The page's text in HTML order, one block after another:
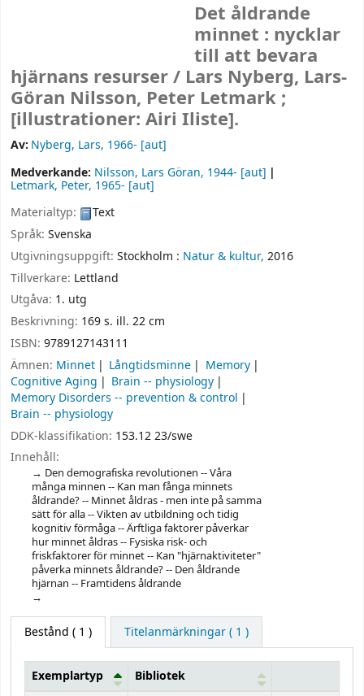
Det åldrande
minnet : nycklar
till att bevara
hjärnans resurser / Lars Nyberg, Lars-
Göran Nilsson, Peter Letmark ;
[illustrationer: Airi Iliste].
Av: Nyberg, Lars, 1966- [aut]
Medverkande: Nilsson, Lars Göran, 1944- [aut]
Letmark, Peter, 1965- [aut]
Materialtyp:
Text
Språk: Svenska
Utgivningsuppgift: Stockholm : Natur & kultur, 2016
Tillverkare: Lettland
Utgåva: 1. utg
Beskrivning: 169 s. ill. 22 cm
ISBN: 9789127143111
Ämnen: Minnet Långtidsminne
Memory
Cognitive Aging
Brain -- physiology
Memory Disorders -- prevention & control
Brain -- physiology
DDK-klassifikation: 153.12 23/swe
Innehåll:
Den demografiska revolutionen -- Våra
många minnen -- Kan man fånga minnets
åldrande? -- Minnet åldras - men inte på samma
sätt för alla -- Vikten av utbildning och tidig
kognitiv förmåga -- Ärftliga faktorer påverkar
hur minnet åldras -- Fysiska risk- och
friskfaktorer för minnet -- Kan "hjärnaktiviteter"
påverka minnets åldrande? -- Den åldrande
hjärnan -- Framtidens åldrande
Bestånd ( 1 ) Titelanmärkningar ( 1 )
Exemplartyp Bibliotek